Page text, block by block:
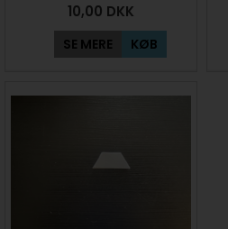
10,00 DKK
SE MERE KØB